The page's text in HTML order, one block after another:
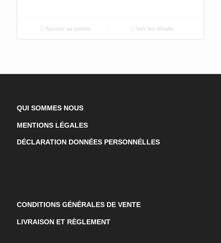
Ajouter au panier Voir les détails
QUI SOMMES NOUS
MENTIONS LÉGALES
DÉCLARATION DONNÉES PERSONNÉLLES
CONDITIONS GÉNÉRALES DE VENTE
LIVRAISON ET RÈGLEMENT